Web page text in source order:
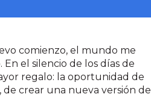
comienzo, el mundo me
el silencio de los días de
regalo: la oportunidad de
crear una nueva versión de